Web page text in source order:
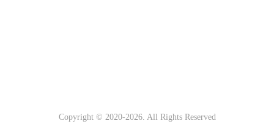
Copyright © 2020-2026. All Rights Reserved